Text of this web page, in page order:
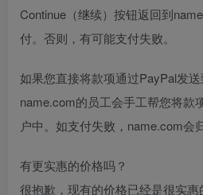
Continue（继续）按钮返回到
付。否则，有可能支付失败。
如果您直接将款项通过PayPal发
name.com的员工会手工帮您将款
户中。如支付失败，name.com会
有更实惠的价格吗？
很抱歉，现有的价格已经是很实惠